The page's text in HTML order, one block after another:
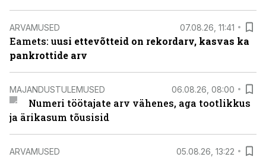
ARVAMUSED 07.08.26, 11:41
Eamets: uusi ettevõtteid on rekordarv, kasvas ka
pankrottide arv
MAJANDUSTULEMUSED 06.08.26, 08:00
Numeri töötajate arv vähenes, aga tootlikkus
ja ärikasum tõusisid
ARVAMUSED 05.08.26, 13:22